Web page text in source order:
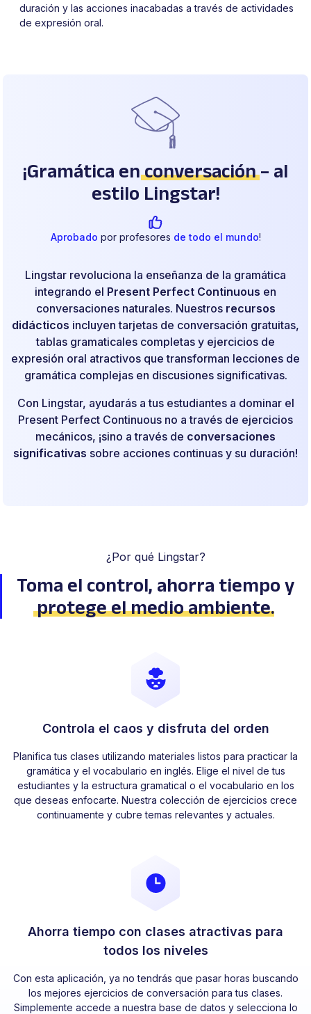
duración y las acciones inacabadas a través de actividades
de expresión oral.
¡Gramática enconversación– al
estilo Lingstar!
Aprobado por profesores de todo el mundo!
Lingstar revoluciona la enseñanza de la gramática
integrando el Present Perfect Continuous en
conversaciones naturales. Nuestros recursos
didácticos incluyen tarjetas de conversación gratuitas,
tablas gramaticales completas y ejercicios de
expresión oral atractivos que transforman lecciones de
gramática complejas en discusiones significativas.
Con Lingstar, ayudarás a tus estudiantes a dominar el
Present Perfect Continuous no a través de ejercicios
mecánicos, ¡sino a través de conversaciones
significativas sobre acciones continuas y su duración!
¿Por qué Lingstar?
Toma el control, ahorra tiempo y
protege el medio ambiente.
Controla el caos y disfruta del orden
Planifica tus clases utilizando materiales listos para practicar la
gramática y el vocabulario en inglés. Elige el nivel de tus
estudiantes y la estructura gramatical o el vocabulario en los
que deseas enfocarte. Nuestra colección de ejercicios crece
continuamente y cubre temas relevantes y actuales.
Ahorra tiempo con clases atractivas para
todos los niveles
Con esta aplicación, ya no tendrás que pasar horas buscando
los mejores ejercicios de conversación para tus clases.
Simplemente accede a nuestra base de datos y selecciona lo